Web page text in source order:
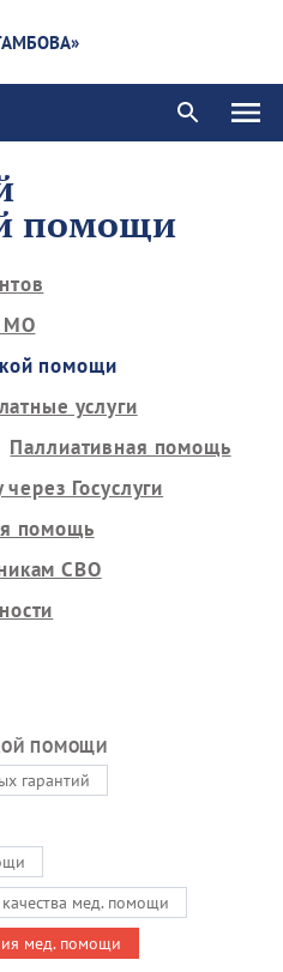
помощи
МО
помощи
услуги
Паллиативная помощь
Госуслуги
помощь
СВО
ПОМОЩИ
гарантий
мед. помощи
мед. помощи